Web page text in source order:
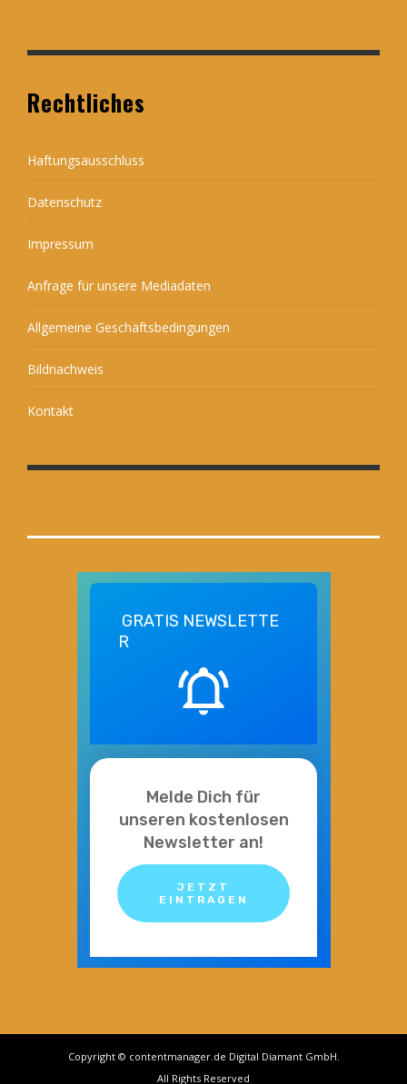
Rechtliches
Haftungsausschluss
Datenschutz
Impressum
Anfrage für unsere Mediadaten
Allgemeine Geschäftsbedingungen
Bildnachweis
Kontakt
GRATIS NEWSLETTE
R
Melde Dich für
unseren kostenlosen
Newsletter an!
JETZT
EINTRAGEN
Copyright © contentmanager.de Digital Diamant GmbH.
All Rights Reserved